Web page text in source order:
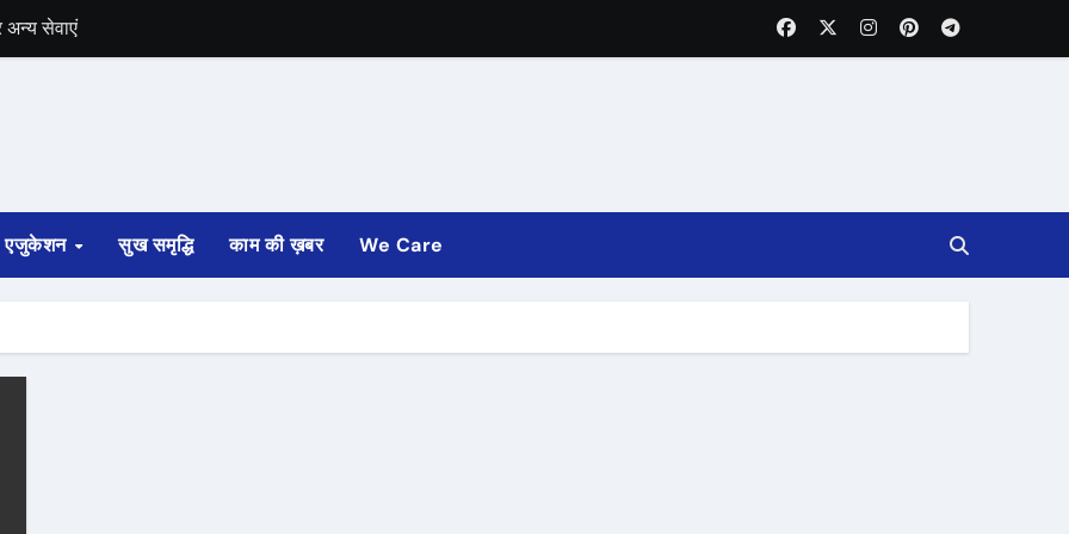
सेवाएं
पटरी से उतरी
एजुकेशन सुख समृद्धि काम की ख़बर We Care